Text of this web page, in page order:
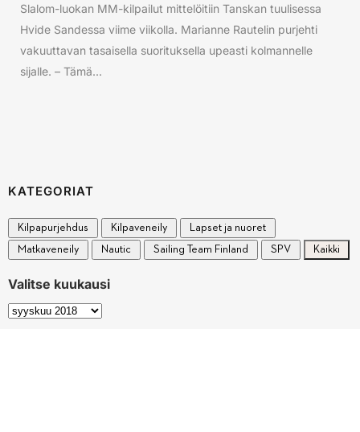
Slalom-luokan MM-kilpailut mittelöitiin Tanskan tuulisessa
Hvide Sandessa viime viikolla. Marianne Rautelin purjehti
vakuuttavan tasaisella suorituksella upeasti kolmannelle
sijalle. – Tämä...
KATEGORIAT
Kilpapurjehdus Kilpaveneily
Lapset ja nuoret
Matkaveneily
Nautic Sailing Team Finland SPV Kaikki
Valitse kuukausi